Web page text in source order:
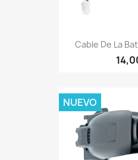
Cable De La
NUEVO